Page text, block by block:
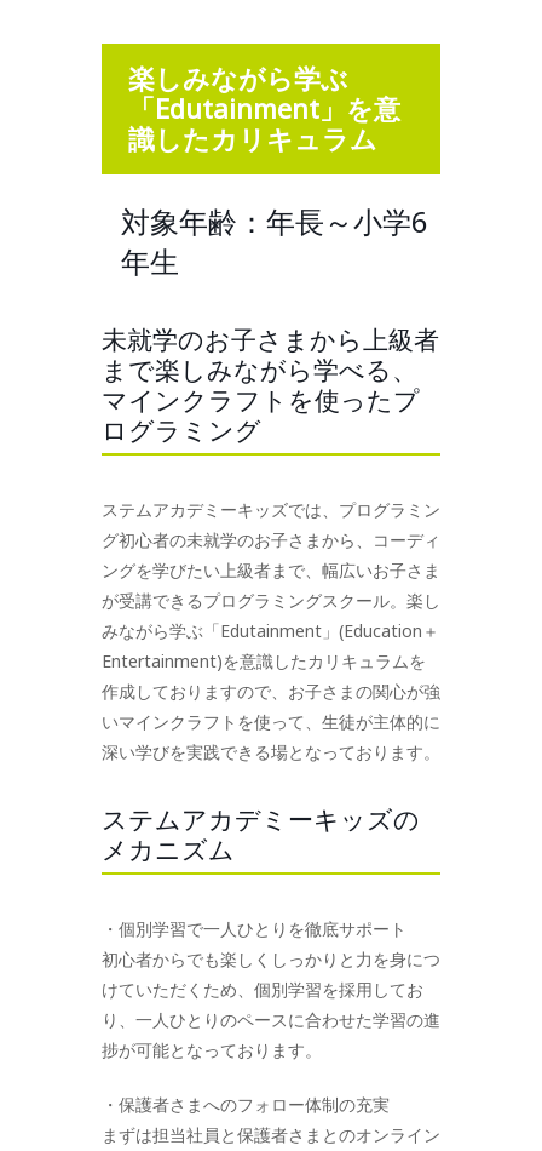
楽しみながら学ぶ
「Edutainment」を意
識したカリキュラム
対象年齢：年長～小学6
年生
未就学のお子さまから上級者
まで楽しみながら学べる、
マインクラフトを使ったプ
ログラミング
ステムアカデミーキッズでは、プログラミン
グ初心者の未就学のお子さまから、コーディ
ングを学びたい上級者まで、幅広いお子さま
が受講できるプログラミングスクール。楽し
みながら学ぶ「Edutainment」(Education＋
Entertainment)を意識したカリキュラムを
作成しておりますので、お子さまの関心が強
いマインクラフトを使って、生徒が主体的に
深い学びを実践できる場となっております。
ステムアカデミーキッズの
メカニズム
・個別学習で一人ひとりを徹底サポート
初心者からでも楽しくしっかりと力を身につ
けていただくため、個別学習を採用してお
り、一人ひとりのペースに合わせた学習の進
捗が可能となっております。
・保護者さまへのフォロー体制の充実
まずは担当社員と保護者さまとのオンライン